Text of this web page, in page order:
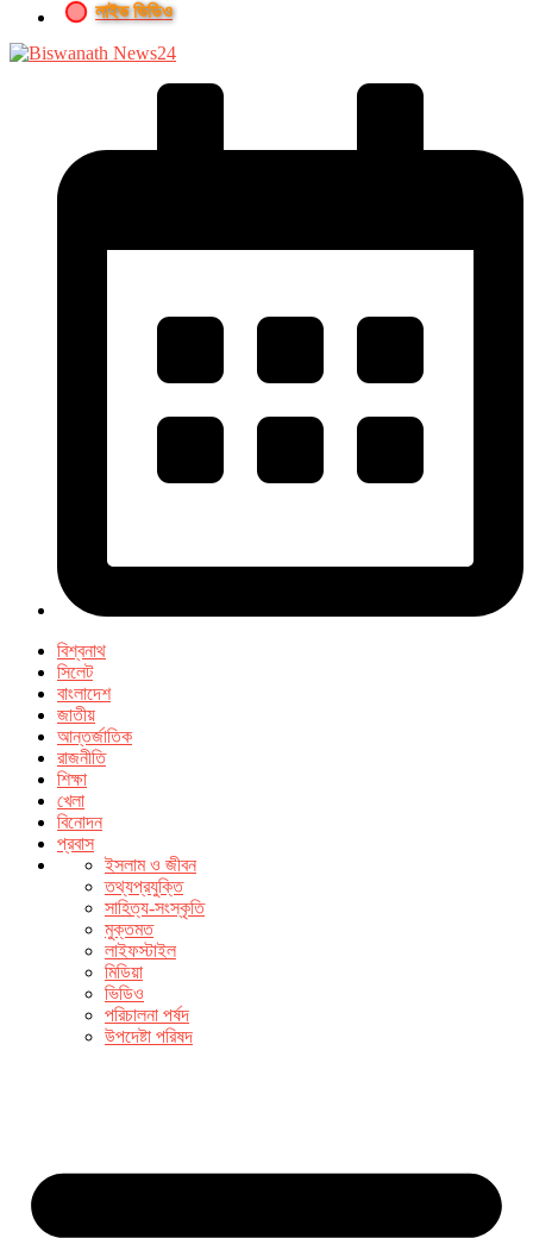
লাইভ ভিডিও
বিশ্বনাথ
সিলেট
বাংলাদেশ
জাতীয়
আন্তর্জাতিক
রাজনীতি
শিক্ষা
খেলা
বিনোদন
প্রবাস
ইসলাম ও জীবন
তথ্যপ্রযুক্তি
সাহিত্য-সংস্কৃতি
মুক্তমত
লাইফস্টাইল
মিডিয়া
ভিডিও
পরিচালনা পর্ষদ
উপদেষ্টা পরিষদ